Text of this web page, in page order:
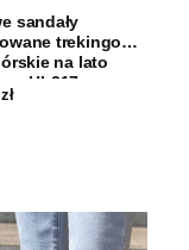
sandały
trekingowe
na lato
HL217
zł